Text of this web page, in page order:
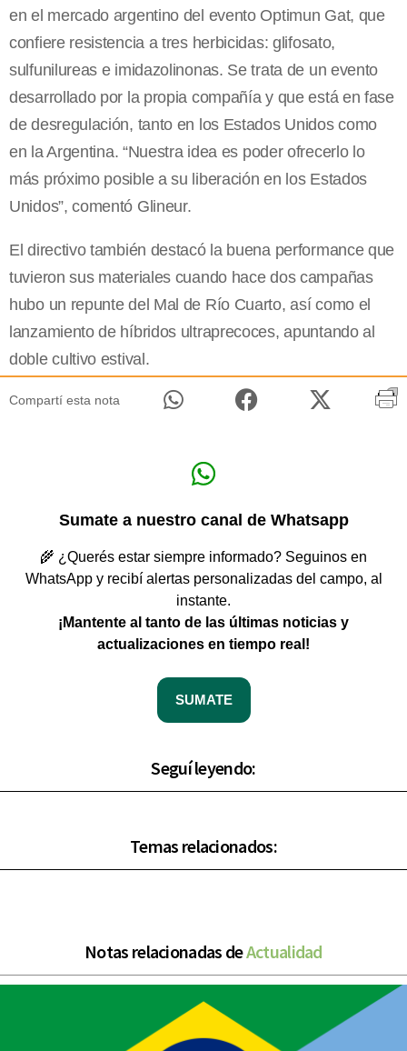
en el mercado argentino del evento Optimun Gat, que
confiere resistencia a tres herbicidas: glifosato,
sulfunilureas e imidazolinonas. Se trata de un evento
desarrollado por la propia compañía y que está en fase
de desregulación, tanto en los Estados Unidos como
en la Argentina. “Nuestra idea es poder ofrecerlo lo
más próximo posible a su liberación en los Estados
Unidos”, comentó Glineur.
El directivo también destacó la buena performance que
tuvieron sus materiales cuando hace dos campañas
hubo un repunte del Mal de Río Cuarto, así como el
lanzamiento de híbridos ultraprecoces, apuntando al
doble cultivo estival.
Compartí esta nota
Sumate a nuestro canal de Whatsapp
🌾 ¿Querés estar siempre informado? Seguinos en
WhatsApp y recibí alertas personalizadas del campo, al
instante.
¡Mantente al tanto de las últimas noticias y
actualizaciones en tiempo real!
SUMATE
Seguí leyendo:
Temas relacionados:
Notas relacionadas deActualidad